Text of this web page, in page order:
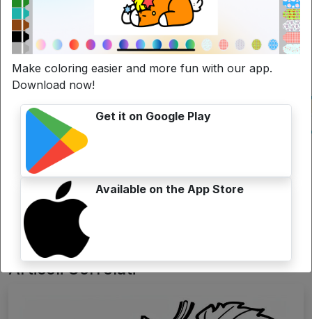
Articoli Correlati
Make coloring easier and more fun with our app.
Download now!
Get it on Google Play
Available on the App Store